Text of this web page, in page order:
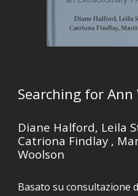
Searching for Ann
Diane Halford, Leila
Catriona Findlay ,
Woolson
Basato su consultazione